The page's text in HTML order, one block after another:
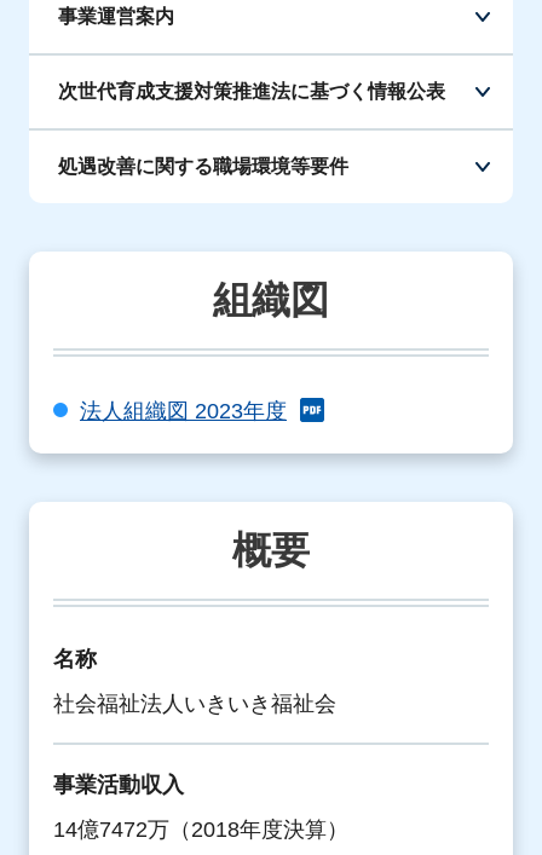
事業運営案内
次世代育成支援対策推進法に基づく情報公表
処遇改善に関する職場環境等要件
組織図
法人組織図 2023年度
概要
名称
社会福祉法人いきいき福祉会
事業活動収入
14億7472万（2018年度決算）